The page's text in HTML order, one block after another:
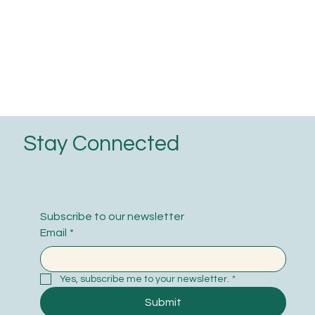
Stay Connected
Subscribe to our newsletter
Email *
Yes, subscribe me to your newsletter. *
Submit